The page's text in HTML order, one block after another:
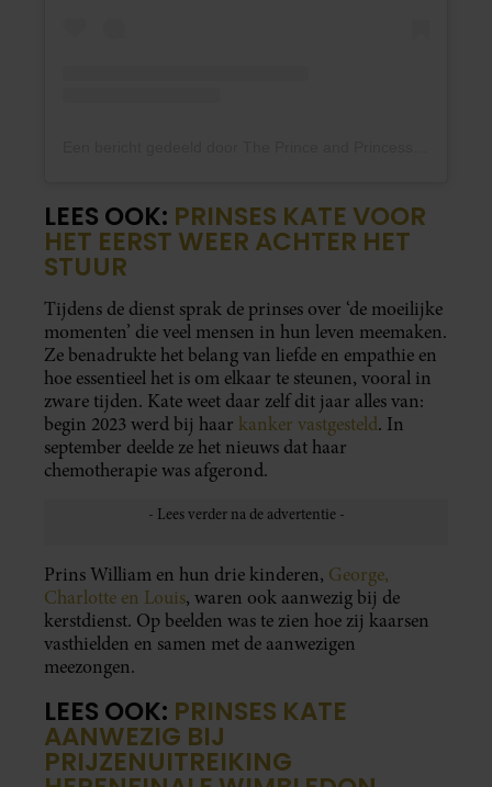
LEES OOK: PRINSES KATE VOOR
HET EERST WEER ACHTER HET
STUUR
Tijdens de dienst sprak de prinses over ‘de moeilijke
momenten’ die veel mensen in hun leven meemaken.
Ze benadrukte het belang van liefde en empathie en
hoe essentieel het is om elkaar te steunen, vooral in
zware tijden. Kate weet daar zelf dit jaar alles van:
begin 2023 werd bij haar kanker vastgesteld. In
september deelde ze het nieuws dat haar
chemotherapie was afgerond.
Prins William en hun drie kinderen, George,
Charlotte en Louis, waren ook aanwezig bij de
kerstdienst. Op beelden was te zien hoe zij kaarsen
vasthielden en samen met de aanwezigen
meezongen.
LEES OOK: PRINSES KATE
AANWEZIG BIJ
PRIJZENUITREIKING